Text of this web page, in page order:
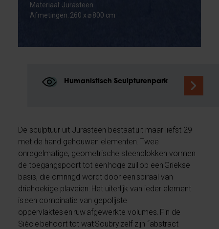
Materiaal: Jurasteen
Afmetingen: 260 x ⌀ 800 cm
Humanistisch Sculpturenpark
De sculptuur uit Jurasteen bestaat uit maar liefst 29
met de hand gehouwen elementen. Twee
onregelmatige, geometrische steenblokken vormen
de toegangspoort tot een hoge zuil op een Griekse
basis, die omringd wordt door een spiraal van
driehoekige plaveien. Het uiterlijk van ieder element
is een combinatie van gepolijste
oppervlaktes en ruw afgewerkte volumes. Fin de
Siècle behoort tot wat Soubry zelf zijn “abstract